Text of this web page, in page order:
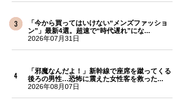
「今から買ってはいけない“メンズファッショ
ン”」最新4選。超速で“時代遅れ”にな...
2026年07月31日
「邪魔なんだよ！」新幹線で座席を蹴ってくる
後ろの男性…恐怖に震えた女性客を救った...
2026年08月07日